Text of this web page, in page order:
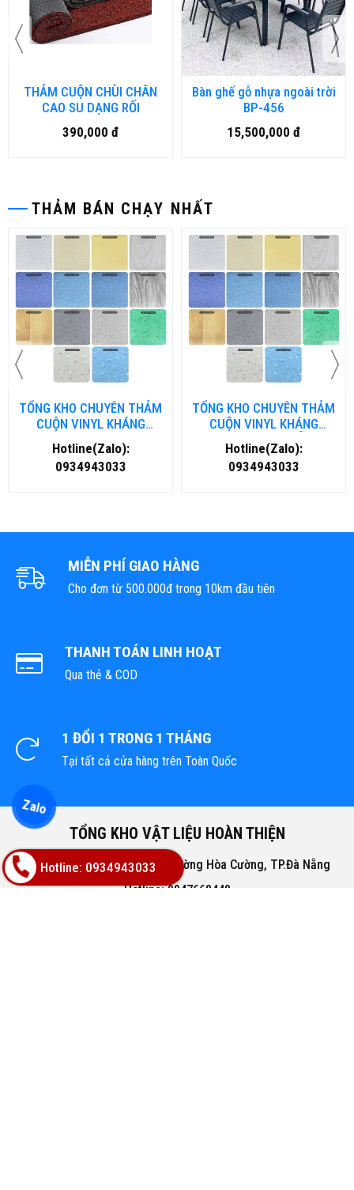
THẢM CUỘN CHÙI CHÂN
CAO SU DẠNG RỐI
390,000 đ
Bàn ghế gỗ nhựa ngoài trời
BP-456
15,500,000 đ
THẢM BÁN CHẠY NHẤT
TỔNG KHO CHUYÊN THẢM
CUỘN VINYL KHÁNG
KHUẨN TẠI NHA TRANG
Hotline(Zalo):
0934943033
TỔNG KHO CHUYÊN THẢM
CUỘN VINYL KHÁNG
KHUẨN TẠI ĐÀ NẴNG
Hotline(Zalo):
0934943033
MIỄN PHÍ GIAO HÀNG
Cho đơn từ 500.000đ trong 10km đầu tiên
THANH TOÁN LINH HOẠT
Qua thẻ & COD
1 ĐỔI 1 TRONG 1 THÁNG
Tại tất cả cửa hàng trên Toàn Quốc
TỔNG KHO VẬT LIỆU HOÀN THIỆN
Địa chỉ: 02A Nguyễn Trác, Phường Hòa Cường, TP.Đà Nẵng
Hotline: 0947668448
Hotline: 0934943033
Zalo